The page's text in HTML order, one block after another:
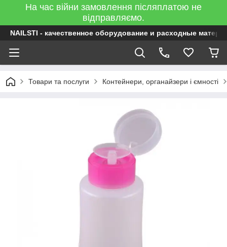
На час війни замовлення післяплатою не
відправляємо.
NAILSTI - качественное оборудование и расходные
Товари та послуги Контейнери, органайзери і ємності